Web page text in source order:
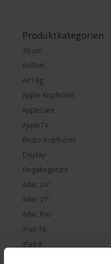
Produktkategorien
30-pin
AirPort
AirTag
Apple Kopfhörer
AppleCare
AppleTV
Beats Kopfhörer
Display
Eingabegeräte
iMac 24"
iMac 27"
iMac Pro
iPad 10
iPad 9